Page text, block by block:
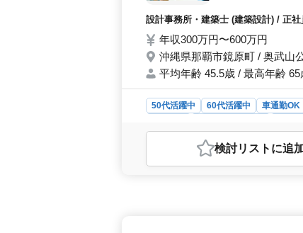
いやすいです 皆様
設計事務所・建築士 (建築設計) / 正
年収300万円〜600万円
沖縄県那覇市鏡原町 / 奥武山
平均年齢 45.5歳 / 最高年齢 65
50代活躍中 60代活躍中 車通勤OK
おすすめポイント
＜働く環境＞ 沖縄県那覇市にあ
です。 ＜業務内容＞ 主に意匠
検討リスト に追